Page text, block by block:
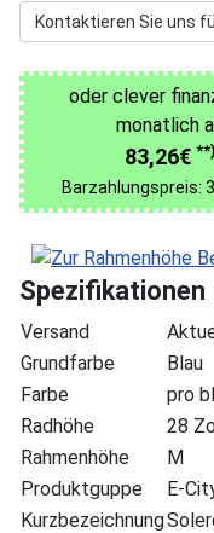
Kontaktieren Sie uns
oder clever
monatlich
83,26€ **)
Barzahlungspreis:
Spezifikationen
Versand
Grundfarbe
Blau
Farbe
pro
Radhöhe
28
Rahmenhöhe
M
Produktguppe
E-
Kurzbezeichnung